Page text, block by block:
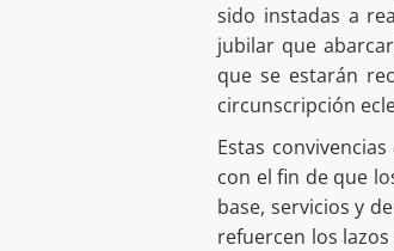
sido instadas a
jubilar que
que se estarán
circunscripción
Estas
con el fin de que
base, servicios y
refuercen los